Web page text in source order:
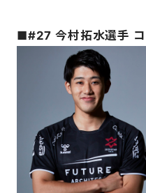
■#27 今村拓水選手 コ